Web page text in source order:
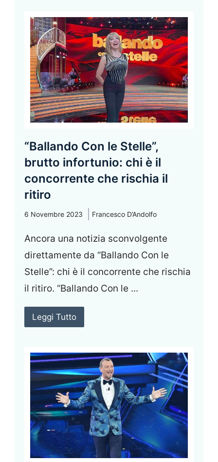
“Ballando Con le Stelle”,
brutto infortunio: chi è il
concorrente che rischia il
ritiro
6 Novembre 2023 Francesco D’Andolfo
Ancora una notizia sconvolgente
direttamente da “Ballando Con le
Stelle”: chi è il concorrente che rischia
il ritiro. “Ballando Con le ...
Leggi Tutto